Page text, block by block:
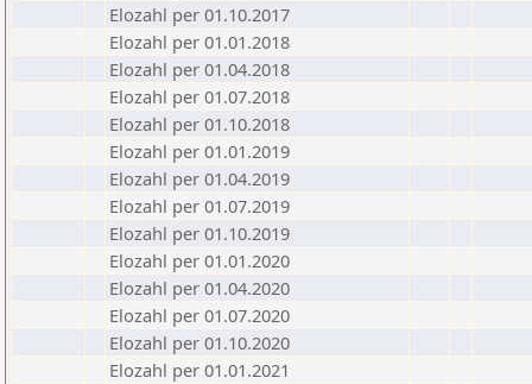
Elozahl per 01.10.2017
Elozahl per 01.01.2018
Elozahl per 01.04.2018
Elozahl per 01.07.2018
Elozahl per 01.10.2018
Elozahl per 01.01.2019
Elozahl per 01.04.2019
Elozahl per 01.07.2019
Elozahl per 01.10.2019
Elozahl per 01.01.2020
Elozahl per 01.04.2020
Elozahl per 01.07.2020
Elozahl per 01.10.2020
Elozahl per 01.01.2021